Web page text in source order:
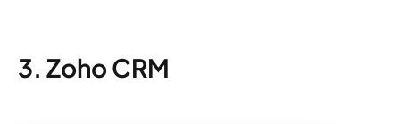
3. Zoho CRM